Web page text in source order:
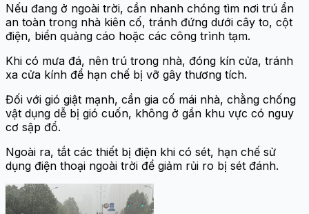
Nếu đang ở ngoài trời, cần nhanh chóng tìm nơi trú ẩn
an toàn trong nhà kiên cố, tránh đứng dưới cây to, cột
điện, biển quảng cáo hoặc các công trình tạm.
Khi có mưa đá, nên trú trong nhà, đóng kín cửa, tránh
xa cửa kính để hạn chế bị vỡ gây thương tích.
Đối với gió giật mạnh, cần gia cố mái nhà, chằng chống
vật dụng dễ bị gió cuốn, không ở gần khu vực có nguy
cơ sập đổ.
Ngoài ra, tắt các thiết bị điện khi có sét, hạn chế sử
dụng điện thoại ngoài trời để giảm rủi ro bị sét đánh.